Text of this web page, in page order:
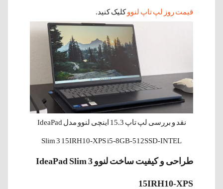
قیمت روز لپ تاپ لنووکلیک کنید.
نقد و بررسی لپ‌ تاپ 15.3 اینچی لنوو مدل IdeaPad
Slim 3 15IRH10-XPS i5-8GB-512SSD-INTEL
طراحی و کیفیت ساخت لنوو IdeaPad Slim 3
15IRH10-XPS